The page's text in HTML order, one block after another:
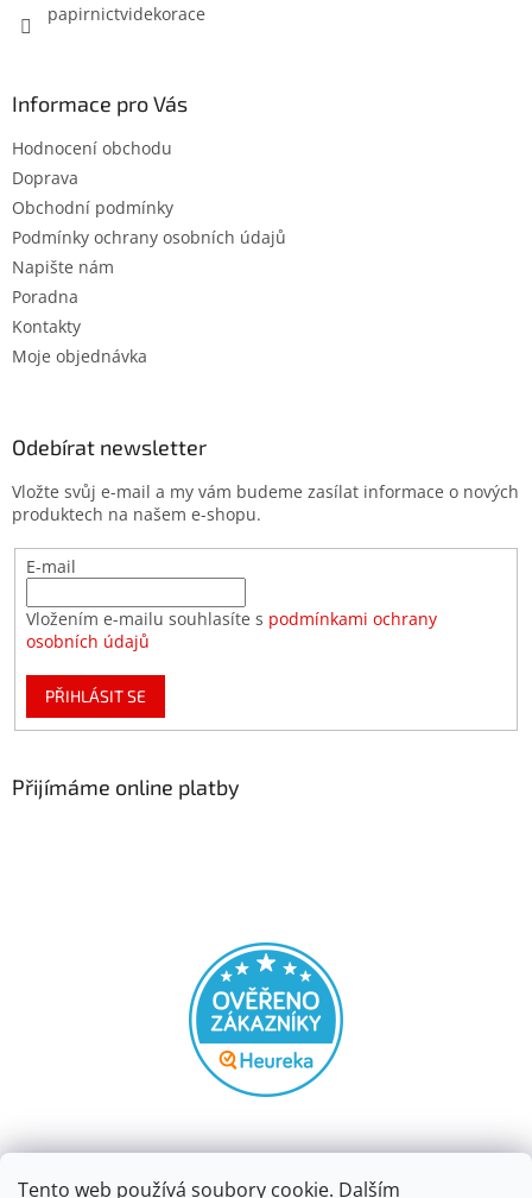
Tento web používá soubory cookie. Dalším
papirnictvidekorace
Informace pro Vás
Hodnocení obchodu
Doprava
Obchodní podmínky
Podmínky ochrany osobních údajů
Napište nám
Poradna
Kontakty
Moje objednávka
Odebírat newsletter
Vložte svůj e-mail a my vám budeme zasílat informace o nových
produktech na našem e-shopu.
E-mail
Vložením e-mailu souhlasíte s podmínkami ochrany
osobních údajů
PŘIHLÁSIT SE
Přijímáme online platby